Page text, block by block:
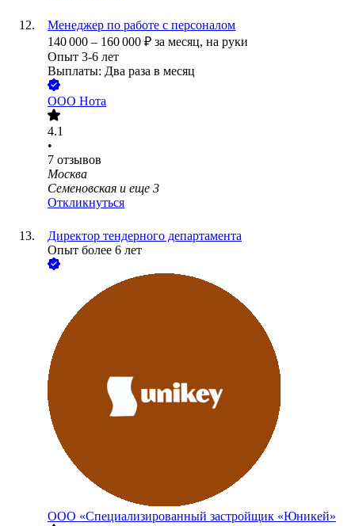
Менеджер по работе с персоналом
140 000 – 160 000 ₽ за месяц, на руки
Опыт 3-6 лет
Выплаты: Два раза в месяц
ООО Нота
4.1
•
7 отзывов
Москва
Семеновская и еще 3
Откликнуться
Директор тендерного департамента
Опыт более 6 лет
ООО «Специализированный застройщик «Юникей»